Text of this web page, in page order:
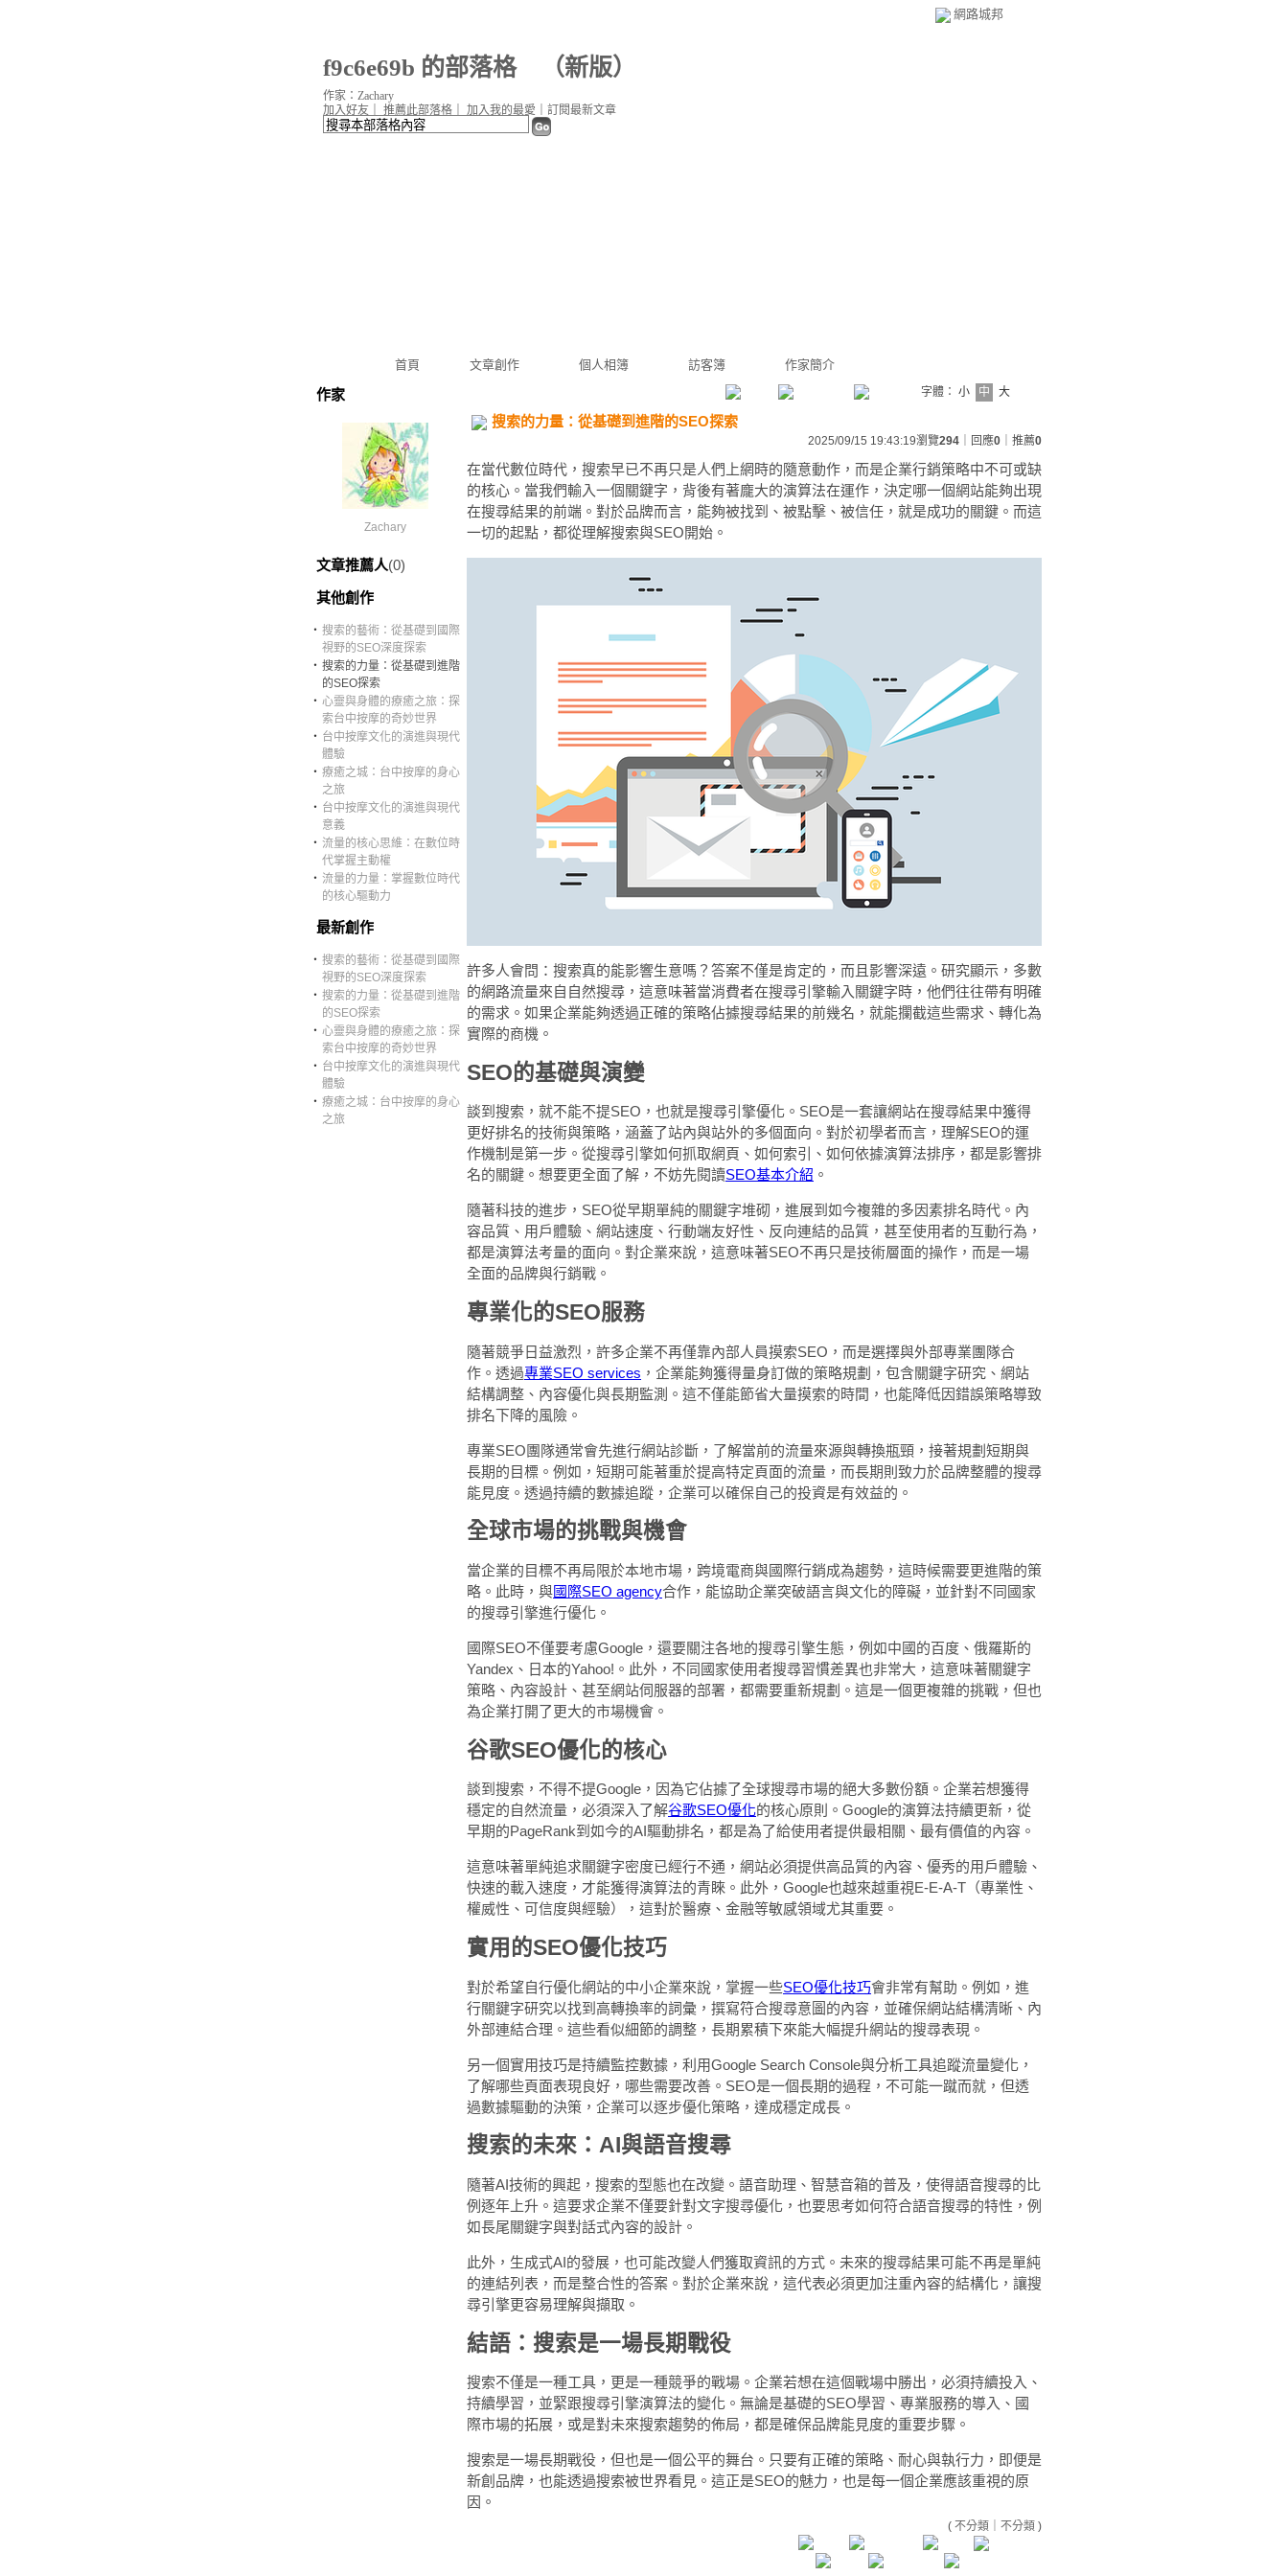
網路城邦
f9c6e69b 的部落格（新版）
首頁 文章創作 個人相簿 訪客簿 作家簡介
加入好友 推薦此部落格 加入我的最愛 訂閱最新文章
作家：Zachary
作家
Zachary
文章推薦人(0)
其他創作
‧ 搜索的藝術：從基礎到國際
視野的SEO深度探索
‧ 搜索的力量：從基礎到進階
的SEO探索
‧ 心靈與身體的療癒之旅：探
索台中按摩的奇妙世界
‧ 台中按摩文化的演進與現代
體驗
‧ 療癒之城：台中按摩的身心
之旅
‧ 台中按摩文化的演進與現代
意義
‧ 流量的核心思維：在數位時
代掌握主動權
‧ 流量的力量：掌握數位時代
的核心驅動力
最新創作
‧ 搜索的藝術：從基礎到國際
視野的SEO深度探索
‧ 搜索的力量：從基礎到進階
的SEO探索
‧ 心靈與身體的療癒之旅：探
索台中按摩的奇妙世界
‧ 台中按摩文化的演進與現代
體驗
‧ 療癒之城：台中按摩的身心
之旅
字體： 小 中 大
搜索的力量：從基礎到進階的SEO探索
2025/09/15 19:43:19瀏覽294 ｜回應0 ｜推薦0
在當代數位時代，搜索早已不再只是人們上網時的隨意動作，而是企業行銷策略中不可或缺
的核心。當我們輸入一個關鍵字，背後有著龐大的演算法在運作，決定哪一個網站能夠出現
在搜尋結果的前端。對於品牌而言，能夠被找到、被點擊、被信任，就是成功的關鍵。而這
一切的起點，都從理解搜索與SEO開始。
許多人會問：搜索真的能影響生意嗎？答案不僅是肯定的，而且影響深遠。研究顯示，多數
的網路流量來自自然搜尋，這意味著當消費者在搜尋引擎輸入關鍵字時，他們往往帶有明確
的需求。如果企業能夠透過正確的策略佔據搜尋結果的前幾名，就能攔截這些需求、轉化為
實際的商機。
SEO的基礎與演變
談到搜索，就不能不提SEO，也就是搜尋引擎優化。SEO是一套讓網站在搜尋結果中獲得
更好排名的技術與策略，涵蓋了站內與站外的多個面向。對於初學者而言，理解SEO的運
作機制是第一步。從搜尋引擎如何抓取網頁、如何索引、如何依據演算法排序，都是影響排
名的關鍵。想要更全面了解，不妨先閱讀SEO基本介紹 。
隨著科技的進步，SEO從早期單純的關鍵字堆砌，進展到如今複雜的多因素排名時代。內
容品質、用戶體驗、網站速度、行動端友好性、反向連結的品質，甚至使用者的互動行為，
都是演算法考量的面向。對企業來說，這意味著SEO不再只是技術層面的操作，而是一場
全面的品牌與行銷戰。
專業化的SEO服務
隨著競爭日益激烈，許多企業不再僅靠內部人員摸索SEO，而是選擇與外部專業團隊合
作。透過專業SEO services ，企業能夠獲得量身訂做的策略規劃，包含關鍵字研究、網站
結構調整、內容優化與長期監測。這不僅能節省大量摸索的時間，也能降低因錯誤策略導致
排名下降的風險。
專業SEO團隊通常會先進行網站診斷，了解當前的流量來源與轉換瓶頸，接著規劃短期與
長期的目標。例如，短期可能著重於提高特定頁面的流量，而長期則致力於品牌整體的搜尋
能見度。透過持續的數據追蹤，企業可以確保自己的投資是有效益的。
全球市場的挑戰與機會
當企業的目標不再局限於本地市場，跨境電商與國際行銷成為趨勢，這時候需要更進階的策
略。此時，與國際SEO agency合作，能協助企業突破語言與文化的障礙，並針對不同國家
的搜尋引擎進行優化。
國際SEO不僅要考慮Google，還要關注各地的搜尋引擎生態，例如中國的百度、俄羅斯的
Yandex、日本的Yahoo!。此外，不同國家使用者搜尋習慣差異也非常大，這意味著關鍵字
策略、內容設計、甚至網站伺服器的部署，都需要重新規劃。這是一個更複雜的挑戰，但也
為企業打開了更大的市場機會。
谷歌SEO優化的核心
談到搜索，不得不提Google，因為它佔據了全球搜尋市場的絕大多數份額。企業若想獲得
穩定的自然流量，必須深入了解谷歌SEO優化的核心原則。Google的演算法持續更新，從
早期的PageRank到如今的AI驅動排名，都是為了給使用者提供最相關、最有價值的內容。
這意味著單純追求關鍵字密度已經行不通，網站必須提供高品質的內容、優秀的用戶體驗、
快速的載入速度，才能獲得演算法的青睞。此外，Google也越來越重視E-E-A-T（專業性、
權威性、可信度與經驗），這對於醫療、金融等敏感領域尤其重要。
實用的SEO優化技巧
對於希望自行優化網站的中小企業來說，掌握一些SEO優化技巧會非常有幫助。例如，進
行關鍵字研究以找到高轉換率的詞彙，撰寫符合搜尋意圖的內容，並確保網站結構清晰、內
外部連結合理。這些看似細節的調整，長期累積下來能大幅提升網站的搜尋表現。
另一個實用技巧是持續監控數據，利用Google Search Console與分析工具追蹤流量變化，
了解哪些頁面表現良好，哪些需要改善。SEO是一個長期的過程，不可能一蹴而就，但透
過數據驅動的決策，企業可以逐步優化策略，達成穩定成長。
搜索的未來：AI與語音搜尋
隨著AI技術的興起，搜索的型態也在改變。語音助理、智慧音箱的普及，使得語音搜尋的比
例逐年上升。這要求企業不僅要針對文字搜尋優化，也要思考如何符合語音搜尋的特性，例
如長尾關鍵字與對話式內容的設計。
此外，生成式AI的發展，也可能改變人們獲取資訊的方式。未來的搜尋結果可能不再是單純
的連結列表，而是整合性的答案。對於企業來說，這代表必須更加注重內容的結構化，讓搜
尋引擎更容易理解與擷取。
結語：搜索是一場長期戰役
搜索不僅是一種工具，更是一種競爭的戰場。企業若想在這個戰場中勝出，必須持續投入、
持續學習，並緊跟搜尋引擎演算法的變化。無論是基礎的SEO學習、專業服務的導入、國
際市場的拓展，或是對未來搜索趨勢的佈局，都是確保品牌能見度的重要步驟。
搜索是一場長期戰役，但也是一個公平的舞台。只要有正確的策略、耐心與執行力，即便是
新創品牌，也能透過搜索被世界看見。這正是SEO的魅力，也是每一個企業應該重視的原
因。
( 不分類 不分類 )